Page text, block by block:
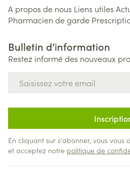
A propos de nous Liens utiles
Pharmacien de garde
Bulletin d’information
Restez informé des nouveaux
En cliquant sur s'abonner, vous
et acceptez notre politique de